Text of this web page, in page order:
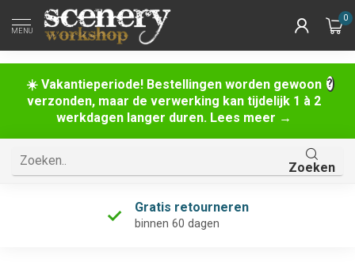
☀️ Vakantieperiode! Bestellingen worden gewoon
verzonden, maar de verwerking kan tijdelijk 1 à 2
werkdagen langer duren. Lees meer →
MENU
0
Zoeken
Gratis retourneren
binnen 60 dagen